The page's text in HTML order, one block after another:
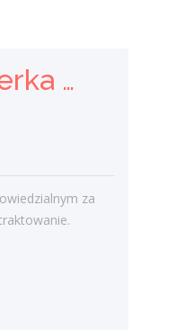
własnego
relacji biznesowych
Menedżer / Menedżerka Zespołu Strategii Komercyjnej i Kontraktowania
za